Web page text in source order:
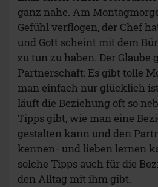
ganz nahe. Am
Gefühl verflogen, der Chef
und Gott scheint mit dem
zu tun zu haben. Der Glaube
Partnerschaft: Es gibt tolle
man einfach nur glücklich
läuft die Beziehung oft so
Tipps gibt, wie man eine
gestalten kann und den
kennen- und lieben lernen
solche Tipps auch für die
den Alltag mit ihm gibt.